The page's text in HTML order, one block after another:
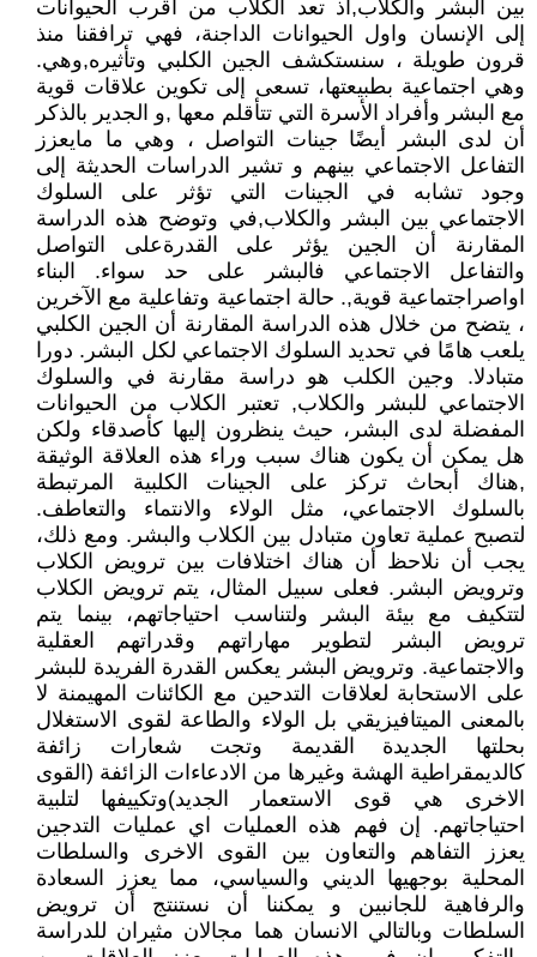
بين البشر والكلاب,اذ تعد الكلاب من أقرب الحيوانات
إلى الإنسان واول الحيوانات الداجنة، فهي ترافقنا منذ
قرون طويلة ، سنستكشف الجين الكلبي وتأثيره,وهي.
وهي اجتماعية بطبيعتها، تسعى إلى تكوين علاقات قوية
مع البشر وأفراد الأسرة التي تتأقلم معها ,و الجدير بالذكر
أن لدى البشر أيضًا جينات التواصل ، وهي ما مايعزز
التفاعل الاجتماعي بينهم و تشير الدراسات الحديثة إلى
وجود تشابه في الجينات التي تؤثر على السلوك
الاجتماعي بين البشر والكلاب,في وتوضح هذه الدراسة
المقارنة أن الجين يؤثر على القدرةعلى التواصل
والتفاعل الاجتماعي فالبشر على حد سواء. البناء
اواصراجتماعية قوية,. حالة اجتماعية وتفاعلية مع الآخرين
، يتضح من خلال هذه الدراسة المقارنة أن الجين الكلبي
يلعب هامًا في تحديد السلوك الاجتماعي لكل البشر. دورا
متبادلا. وجين الكلب هو دراسة مقارنة في والسلوك
الاجتماعي للبشر والكلاب, تعتبر الكلاب من الحيوانات
المفضلة لدى البشر، حيث ينظرون إليها كأصدقاء ولكن
هل يمكن أن يكون هناك سبب وراء هذه العلاقة الوثيقة
,هناك أبحاث تركز على الجينات الكلبية المرتبطة
بالسلوك الاجتماعي، مثل الولاء والانتماء والتعاطف.
لتصبح عملية تعاون متبادل بين الكلاب والبشر. ومع ذلك،
يجب أن نلاحظ أن هناك اختلافات بين ترويض الكلاب
وترويض البشر. فعلى سبيل المثال، يتم ترويض الكلاب
لتتكيف مع بيئة البشر ولتناسب احتياجاتهم، بينما يتم
ترويض البشر لتطوير مهاراتهم وقدراتهم العقلية
والاجتماعية. وترويض البشر يعكس القدرة الفريدة للبشر
على الاستحابة لعلاقات التدحين مع الكائنات المهيمنة لا
بالمعنى الميتافيزيقي بل الولاء والطاعة لقوى الاستغلال
بحلتها الجديدة القديمة وتجت شعارات زائفة
كالديمقراطية الهشة وغيرها من الادعاءات الزائفة (القوى
الاخرى هي قوى الاستعمار الجديد)وتكييفها لتلبية
احتياجاتهم. إن فهم هذه العمليات اي عمليات التدجين
يعزز التفاهم والتعاون بين القوى الاخرى والسلطات
المحلية بوجهيها الديني والسياسي، مما يعزز السعادة
والرفاهية للجانبين و يمكننا أن نستنتج أن ترويض
السلطات وبالتالي الانسان هما مجالان مثيران للدراسة